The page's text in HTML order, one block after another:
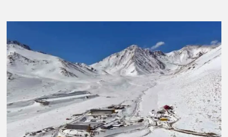
exige
de
trabajadores
atrapados
en
Pascua
Lama
responsabiliza